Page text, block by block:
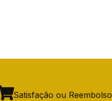
Satisfação ou Reembolso